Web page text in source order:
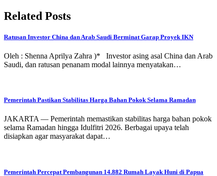
Related Posts
Ratusan Investor China dan Arab Saudi Berminat Garap Proyek IKN
Oleh : Shenna Aprilya Zahra )* Investor asing asal China dan Arab
Saudi, dan ratusan penanam modal lainnya menyatakan…
Pemerintah Pastikan Stabilitas Harga Bahan Pokok Selama Ramadan
JAKARTA — Pemerintah memastikan stabilitas harga bahan pokok
selama Ramadan hingga Idulfitri 2026. Berbagai upaya telah
disiapkan agar masyarakat dapat…
Pemerintah Percepat Pembangunan 14.882 Rumah Layak Huni di Papua